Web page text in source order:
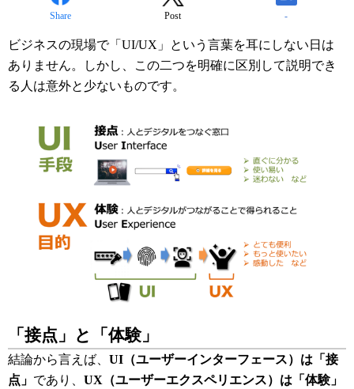
Share Post -
ビジネスの現場で「UI/UX」という言葉を耳にしない日は
ありません。しかし、この二つを明確に区別して説明でき
る人は意外と少ないものです。
「接点」と「体験」
結論から言えば、 UI（ユーザーインターフェース）は「接
点」 であり、 UX（ユーザーエクスペリエンス）は「体験」